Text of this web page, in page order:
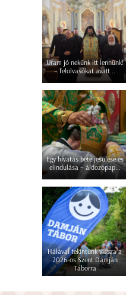
„Uram jó nekünk itt lennünk!”
– felolvasókat avatt...
Egy hivatás beteljesülése és
elindulása – áldozópap...
Hálával tekintünk vissza a
2026-os Szent Damján
Táborra